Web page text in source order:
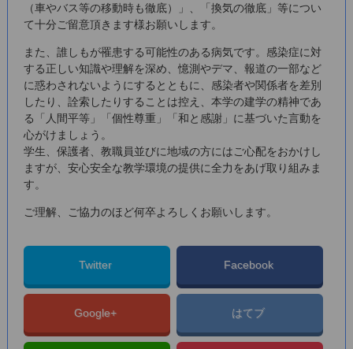
（車やバス等の移動時も徹底）」、「換気の徹底」等につい
て十分ご留意頂きます様お願いします。
また、誰しもが罹患する可能性のある病気です。感染症に対
する正しい知識や理解を深め、憶測やデマ、報道の一部など
に惑わされないようにするとともに、感染者や関係者を差別
したり、詮索したりすることは控え、本学の建学の精神であ
る「人間平等」「個性尊重」「和と感謝」に基づいた言動を
心がけましょう。
学生、保護者、教職員並びに地域の方にはご心配をおかけし
ますが、安心安全な教学環境の提供に全力をあげ取り組みま
す。
ご理解、ご協力のほど何卒よろしくお願いします。
Twitter Facebook
Google+ はてブ